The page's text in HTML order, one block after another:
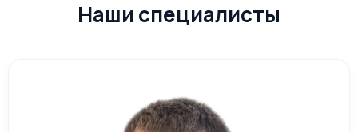
Наши специалисты